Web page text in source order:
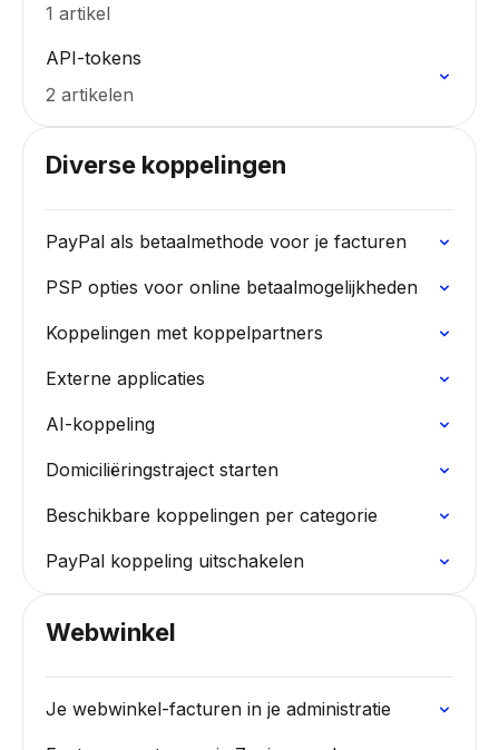
1 artikel
API-tokens
2 artikelen
Diverse koppelingen
PayPal als betaalmethode voor je facturen
PSP opties voor online betaalmogelijkheden
Koppelingen met koppelpartners
Externe applicaties
AI-koppeling
Domiciliëringstraject starten
Beschikbare koppelingen per categorie
PayPal koppeling uitschakelen
Webwinkel
Je webwinkel-facturen in je administratie